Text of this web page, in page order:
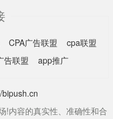
CPA广告联盟
cpa联盟
告联盟 app推广
bipush.cn
!内容的真实性、准确性和合